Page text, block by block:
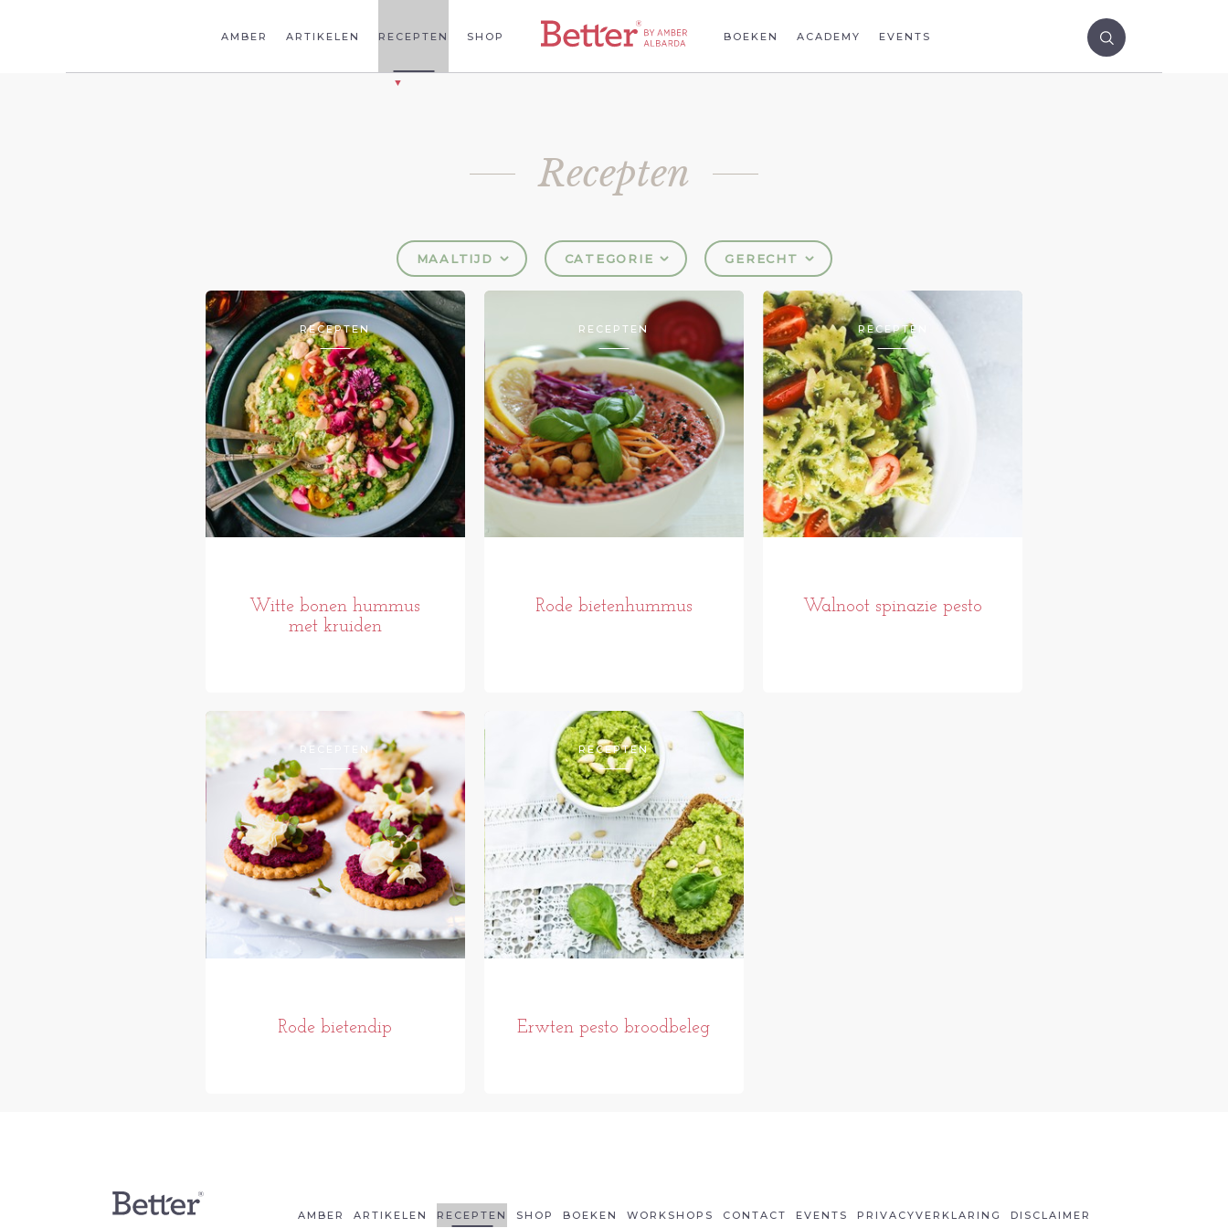
AMBER ARTIKELEN RECEPTEN SHOP BOEKEN ACADEMY EVENTS
Recepten
MAALTIJD CATEGORIE GERECHT
RECEPTEN
Witte bonen hummus
met kruiden
RECEPTEN
Rode bietenhummus
RECEPTEN
Walnoot spinazie pesto
RECEPTEN
Rode bietendip
RECEPTEN
Erwten pesto broodbeleg
AMBER ARTIKELEN RECEPTEN SHOP BOEKEN WORKSHOPS CONTACT EVENTS PRIVACYVERKLARING DISCLAIMER